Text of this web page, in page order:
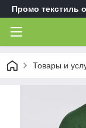
Промо текстиль
Товары и